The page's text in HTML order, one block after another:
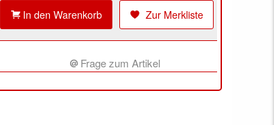
Zur Merkliste
In den Warenkorb
Frage zum Artikel